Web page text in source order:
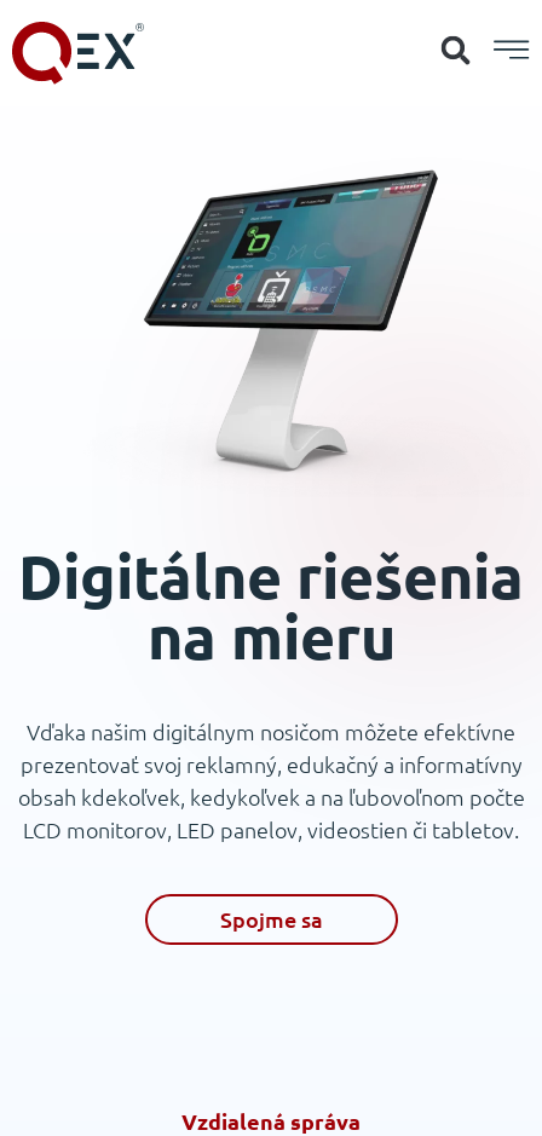
Digitálne riešenia
na mieru
Vďaka našim digitálnym nosičom môžete efektívne
prezentovať svoj reklamný, edukačný a informatívny
obsah kdekoľvek, kedykoľvek a na ľubovoľnom počte
LCD monitorov, LED panelov, videostien či tabletov.
Spojme sa
Vzdialená správa